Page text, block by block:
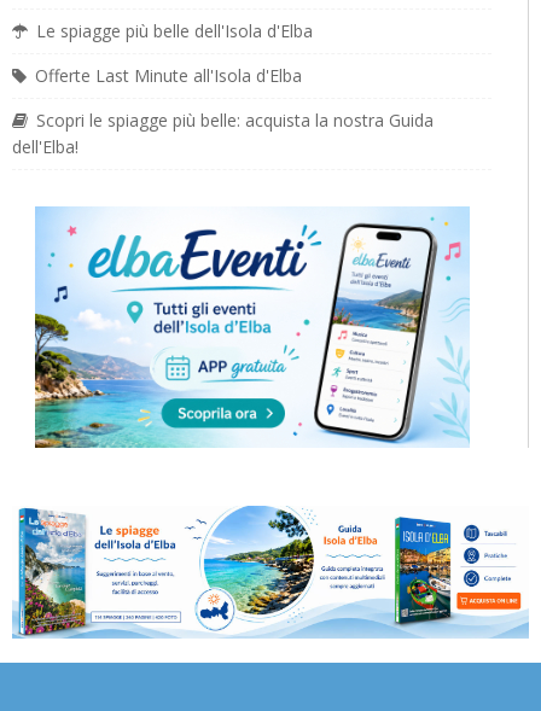
Le spiagge più belle dell'Isola d'Elba
Offerte Last Minute all'Isola d'Elba
Scopri le spiagge più belle: acquista la nostra Guida
dell'Elba!